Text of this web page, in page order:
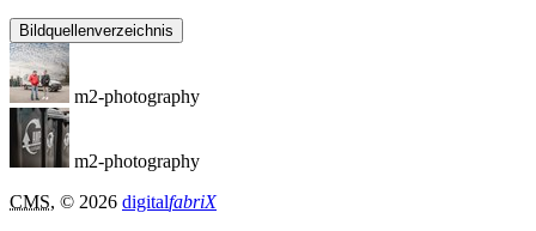
Bildquellenverzeichnis
m2-photography
m2-photography
CMS, © 2026 digitalfabriX